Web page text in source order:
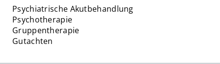
Psychiatrische Akutbehandlung
Psychotherapie
Gruppentherapie
Gutachten